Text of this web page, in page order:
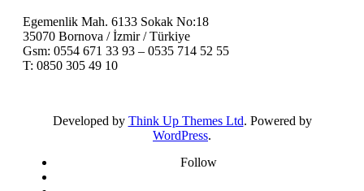
Egemenlik Mah. 6133 Sokak No:18
35070 Bornova / İzmir / Türkiye
Gsm: 0554 671 33 93 – 0535 714 52 55
T: 0850 305 49 10
Developed by Think Up Themes Ltd. Powered by
WordPress.
Follow